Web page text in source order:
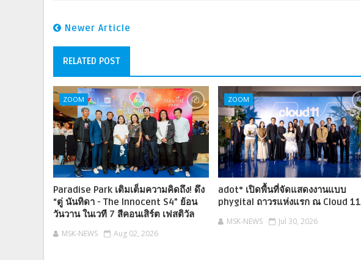
Newer Article
RELATED POST
ZOOM
Paradise Park เติมเต็มความคิดถึง! ดึง
“ตู่ นันทิดา - The Innocent S4” ย้อน
วันวาน ในเวที 7 สีคอนเสิร์ต เฟสติวัล
MSK-NEWS Aug 02, 2026
ZOOM
adot° เปิดพื้นที่จัดแสดงงานแบบ
phygital ถาวรแห่งแรก ณ Cloud 11
MSK-NEWS Jul 30, 2026